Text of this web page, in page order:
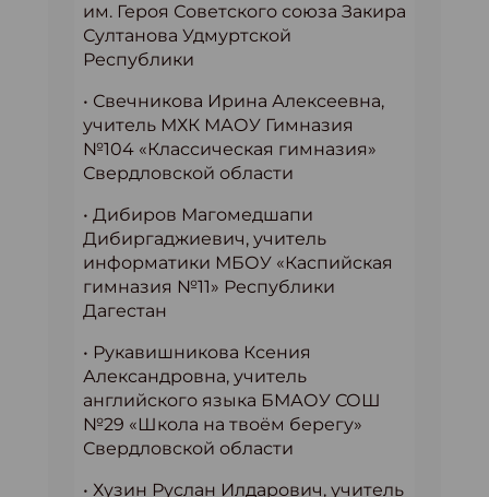
им. Героя Советского союза Закира
Султанова Удмуртской
Республики
• Свечникова Ирина Алексеевна,
учитель МХК МАОУ Гимназия
№104 «Классическая гимназия»
Свердловской области
• Дибиров Магомедшапи
Дибиргаджиевич, учитель
информатики МБОУ «Каспийская
гимназия №11» Республики
Дагестан
• Рукавишникова Ксения
Александровна, учитель
английского языка БМАОУ СОШ
№29 «Школа на твоём берегу»
Свердловской области
• Хузин Руслан Илдарович, учитель